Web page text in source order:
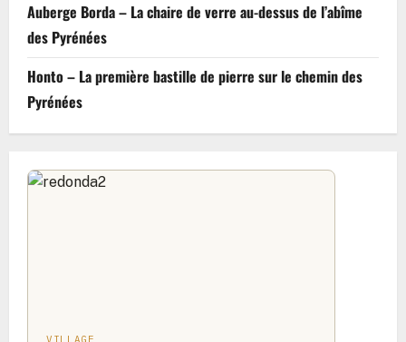
Auberge Borda – La chaire de verre au-dessus de l’abîme
des Pyrénées
Honto – La première bastille de pierre sur le chemin des
Pyrénées
VILLAGE